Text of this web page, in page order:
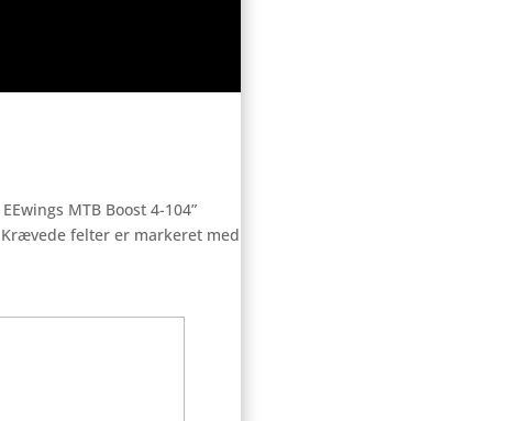
MTB Boost 4-104”
Krævede felter er markeret med